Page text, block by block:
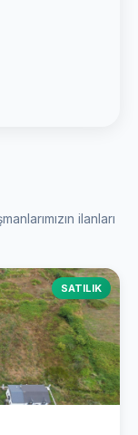
ilanları
SATILIK